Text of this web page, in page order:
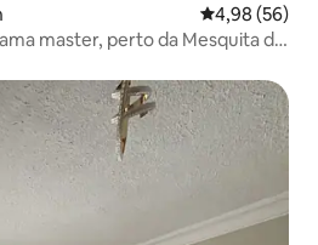
4,98 de uma
4,98 (56)
master, perto da Mesquita do